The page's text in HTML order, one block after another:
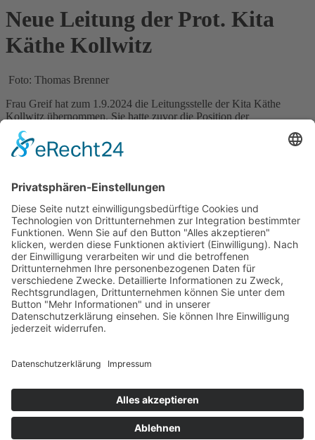
Neue Leitung der Prot. Kita
Käthe Kollwitz
Foto: Thomas Brenner
Frau Greif hat zum 1.9.2024 die Leitungsstelle der Kita Käthe
Kollwitz übernommen. Sie hatte zuvor die Position der
Stellvertretung inne. Der Verbund wünscht Frau Greif für ihre
Arbeit alles Gute und freut sich auf die weitere Zusammenarbeit mit
ihr.
Foto: Verbund/Wolf
Zurück
Kitas
Übersicht
Über uns
Struktur
Team
Kita-Gespräche
Ausbildung
Aktuelles